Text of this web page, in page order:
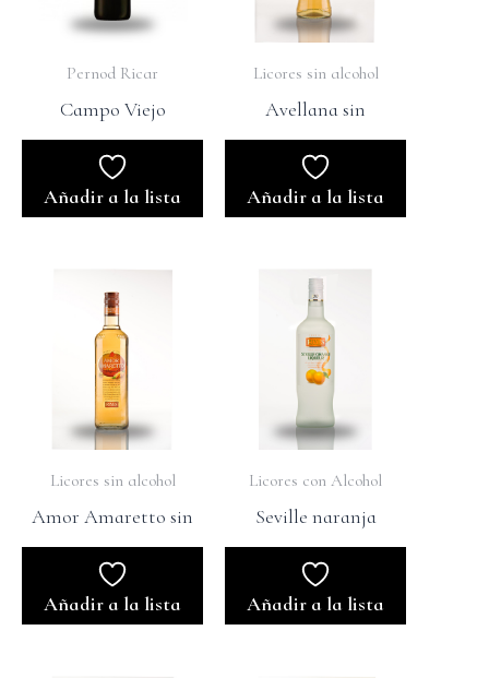
Pernod Ricar
Campo Viejo
Añadir a la lista
Licores sin alcohol
Avellana sin
Añadir a la lista
Licores sin alcohol
Amor Amaretto sin
Añadir a la lista
Licores con Alcohol
Seville naranja
Añadir a la lista